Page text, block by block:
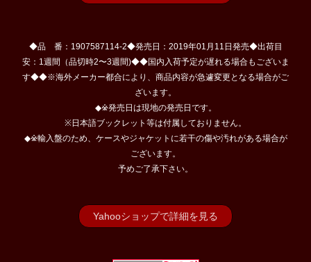
◆品 番：1907587114-2◆発売日：2019年01月11日発売◆出荷目
安：1週間（品切時2〜3週間)◆◆国内入荷予定が遅れる場合もございま
す◆◆※海外メーカー都合により、商品内容が急遽変更となる場合がご
ざいます。
◆※発売日は現地の発売日です。
※日本語ブックレット等は付属しておりません。
◆※輸入盤のため、ケースやジャケットに若干の傷や汚れがある場合が
ございます。
予めご了承下さい。
Yahooショップで詳細を見る